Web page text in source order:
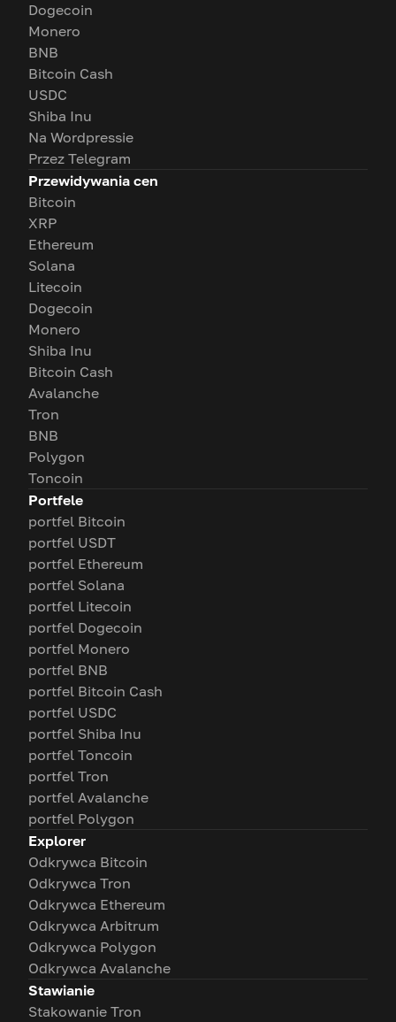
Dogecoin
Monero
BNB
Bitcoin Cash
USDC
Shiba Inu
Na Wordpressie
Przez Telegram
Przewidywania cen
Bitcoin
XRP
Ethereum
Solana
Litecoin
Dogecoin
Monero
Shiba Inu
Bitcoin Cash
Avalanche
Tron
BNB
Polygon
Toncoin
Portfele
portfel Bitcoin
portfel USDT
portfel Ethereum
portfel Solana
portfel Litecoin
portfel Dogecoin
portfel Monero
portfel BNB
portfel Bitcoin Cash
portfel USDC
portfel Shiba Inu
portfel Toncoin
portfel Tron
portfel Avalanche
portfel Polygon
Explorer
Odkrywca Bitcoin
Odkrywca Tron
Odkrywca Ethereum
Odkrywca Arbitrum
Odkrywca Polygon
Odkrywca Avalanche
Stawianie
Stakowanie Tron